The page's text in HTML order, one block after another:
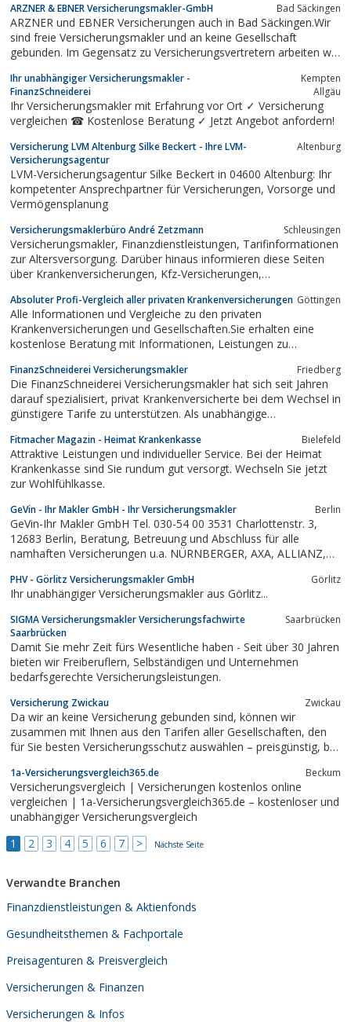
ARZNER & EBNER Versicherungsmakler-GmbH Bad Säckingen
ARZNER und EBNER Versicherungen auch in Bad Säckingen.Wir
sind freie Versicherungsmakler und an keine Gesellschaft
gebunden. Im Gegensatz zu Versicherungsvertretern arbeiten wir
Interessenvertreter unserer Kunden. Wir finden die für sie die
passende und günstigste Versicherung am...
Ihr unabhängiger Versicherungsmakler -
FinanzSchneiderei
Kempten
Allgäu
Ihr Versicherungsmakler mit Erfahrung vor Ort ✓ Versicherung
vergleichen ☎ Kostenlose Beratung ✓ Jetzt Angebot anfordern!
Versicherung LVM Altenburg Silke Beckert - Ihre LVM-
Versicherungsagentur
Altenburg
LVM-Versicherungsagentur Silke Beckert in 04600 Altenburg: Ihr
kompetenter Ansprechpartner für Versicherungen, Vorsorge und
Vermögensplanung
Versicherungsmaklerbüro André Zetzmann Schleusingen
Versicherungsmakler, Finanzdienstleistungen, Tarifinformationen
zur Altersversorgung. Darüber hinaus informieren diese Seiten
über Krankenversicherungen, Kfz-Versicherungen,
Absoluter Profi-Vergleich aller privaten Krankenversicherungen Göttingen
Alle Informationen und Vergleiche zu den privaten
Krankenversicherungen und Gesellschaften.Sie erhalten eine
kostenlose Beratung mit Informationen, Leistungen zu
Versicherungsgesellschaften -so können Sie viel Geld sparen.
FinanzSchneiderei Versicherungsmakler Friedberg
Die FinanzSchneiderei Versicherungsmakler hat sich seit Jahren
darauf spezialisiert, privat Krankenversicherte bei dem Wechsel in
günstigere Tarife zu unterstützen. Als unabhängige
Prozess - von der ersten Recherche, über die eingehende
Beratung - wenn erwünscht vor Ort -...
Fitmacher Magazin - Heimat Krankenkasse Bielefeld
Attraktive Leistungen und individueller Service. Bei der Heimat
Krankenkasse sind Sie rundum gut versorgt. Wechseln Sie jetzt
zur Wohlfühlkasse.
GeVin - Ihr Makler GmbH - Ihr Versicherungsmakler Berlin
GeVin-Ihr Makler GmbH Tel. 030-54 00 3531 Charlottenstr. 3,
12683 Berlin, Beratung, Betreuung und Abschluss für alle
namhaften Versicherungen u.a. NÜRNBERGER, AXA, ALLIANZ,
PHV - Görlitz Versicherungsmakler GmbH Görlitz
Ihr unabhängiger Versicherungsmakler aus Görlitz...
SIGMA Versicherungsmakler Versicherungsfachwirte
Saarbrücken
Saarbrücken
Damit Sie mehr Zeit fürs Wesentliche haben - Seit über 30 Jahren
bieten wir Freiberuflern, Selbständigen und Unternehmen
bedarfsgerechte Versicherungsleistungen.
Versicherung Zwickau Zwickau
Da wir an keine Versicherung gebunden sind, können wir
zusammen mit Ihnen aus den Tarifen aller Gesellschaften, den
für Sie besten Versicherungsschutz auswählen – preisgünstig, bei
1a-Versicherungsvergleich365.de Beckum
Versicherungsvergleich | Versicherungen kostenlos online
vergleichen | 1a-Versicherungsvergleich365.de – kostenloser und
unabhängiger Versicherungsvergleich
1
2 3 4 5 6 7 > Nächste Seite
Verwandte Branchen
Finanzdienstleistungen & Aktienfonds
Gesundheitsthemen & Fachportale
Preisagenturen & Preisvergleich
Versicherungen & Finanzen
Versicherungen & Infos